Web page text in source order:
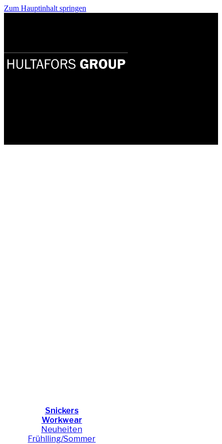
Zum Hauptinhalt springen
Snickers
Workwear
Neuheiten
Frühlling/Sommer